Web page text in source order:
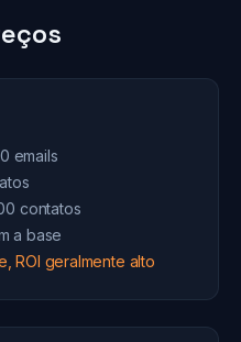
emails
contatos
a base
ROI geralmente alto